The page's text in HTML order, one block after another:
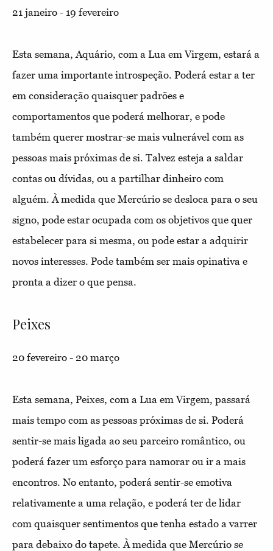
21 janeiro - 19 fevereiro
Esta semana, Aquário, com a Lua em Virgem, estará a
fazer uma importante introspeção. Poderá estar a ter
em consideração quaisquer padrões e
comportamentos que poderá melhorar, e pode
também querer mostrar-se mais vulnerável com as
pessoas mais próximas de si. Talvez esteja a saldar
contas ou dívidas, ou a partilhar dinheiro com
alguém. À medida que Mercúrio se desloca para o seu
signo, pode estar ocupada com os objetivos que quer
estabelecer para si mesma, ou pode estar a adquirir
novos interesses. Pode também ser mais opinativa e
pronta a dizer o que pensa.
Peixes
20 fevereiro - 20 março
Esta semana, Peixes, com a Lua em Virgem, passará
mais tempo com as pessoas próximas de si. Poderá
sentir-se mais ligada ao seu parceiro romântico, ou
poderá fazer um esforço para namorar ou ir a mais
encontros. No entanto, poderá sentir-se emotiva
relativamente a uma relação, e poderá ter de lidar
com quaisquer sentimentos que tenha estado a varrer
para debaixo do tapete. À medida que Mercúrio se